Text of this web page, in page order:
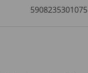
5908235301075